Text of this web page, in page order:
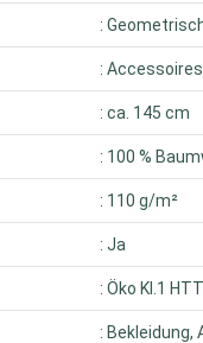
:
:
: ca. 145 cm
: 100 %
: 110 g/m²
: Ja
: Öko Kl.1
: Bekleidung,